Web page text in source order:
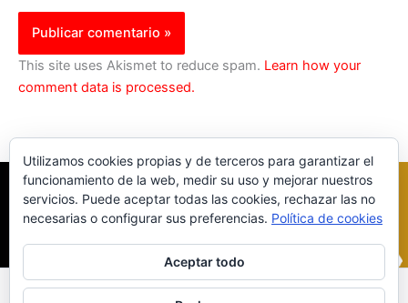
This site uses Akismet to reduce spam. Learn how your
comment data is processed.
Política Cookies| Política Privacidad
Utilizamos cookies propias y de terceros para garantizar el
funcionamiento de la web, medir su uso y mejorar nuestros
servicios. Puede aceptar todas las cookies, rechazar las no
necesarias o configurar sus preferencias. Política de cookies
Aceptar todo